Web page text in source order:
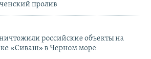
пролив
российские объекты на
«Сиваш» в Черном море